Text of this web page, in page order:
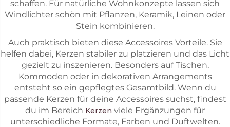
schaffen. Für natürliche Wohnkonzepte lassen sich
Windlichter schön mit Pflanzen, Keramik, Leinen oder
Stein kombinieren.
Auch praktisch bieten diese Accessoires Vorteile. Sie
helfen dabei, Kerzen stabiler zu platzieren und das Licht
gezielt zu inszenieren. Besonders auf Tischen,
Kommoden oder in dekorativen Arrangements
entsteht so ein gepflegtes Gesamtbild. Wenn du
passende Kerzen für deine Accessoires suchst, findest
du im Bereich Kerzen viele Ergänzungen für
unterschiedliche Formate, Farben und Duftwelten.